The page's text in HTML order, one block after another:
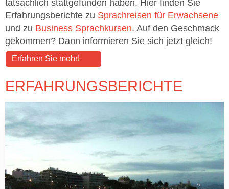
tatsächlich stattgefunden haben. Hier finden Sie
Erfahrungsberichte zu Sprachreisen für Erwachsene
und zu Business Sprachkursen. Auf den Geschmack
gekommen? Dann informieren Sie sich jetzt gleich!
Erfahren Sie mehr!
ERFAHRUNGSBERICHTE